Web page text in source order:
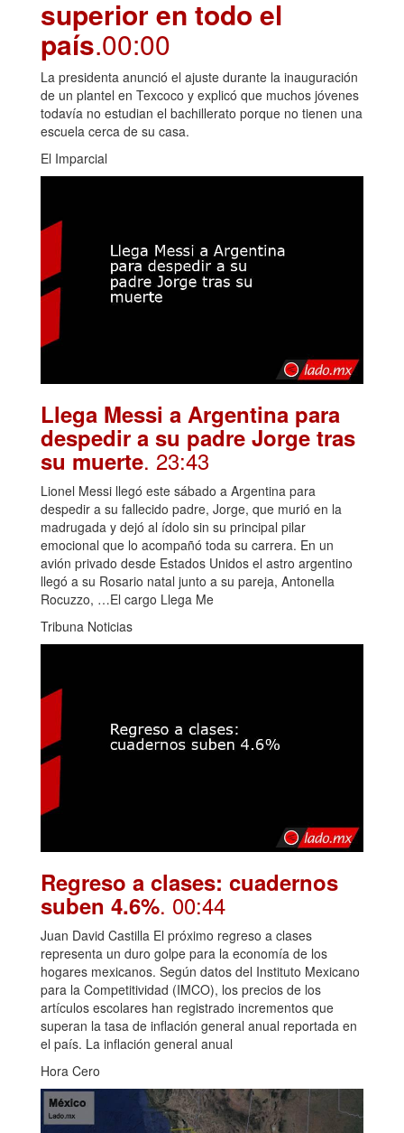
superior en todo el
país.00:00
La presidenta anunció el ajuste durante la inauguración
de un plantel en Texcoco y explicó que muchos jóvenes
todavía no estudian el bachillerato porque no tienen una
escuela cerca de su casa.
El Imparcial
Llega Messi a Argentina para
despedir a su padre Jorge tras
su muerte. 23:43
Lionel Messi llegó este sábado a Argentina para
despedir a su fallecido padre, Jorge, que murió en la
madrugada y dejó al ídolo sin su principal pilar
emocional que lo acompañó toda su carrera. En un
avión privado desde Estados Unidos el astro argentino
llegó a su Rosario natal junto a su pareja, Antonella
Rocuzzo, …El cargo Llega Me
Tribuna Noticias
Regreso a clases: cuadernos
suben 4.6%. 00:44
Juan David Castilla El próximo regreso a clases
representa un duro golpe para la economía de los
hogares mexicanos. Según datos del Instituto Mexicano
para la Competitividad (IMCO), los precios de los
artículos escolares han registrado incrementos que
superan la tasa de inflación general anual reportada en
el país. La inflación general anual
Hora Cero